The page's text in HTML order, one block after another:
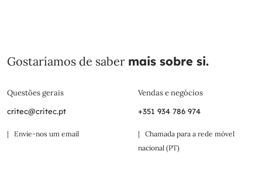
Gostaríamos de saber mais sobre si.
Questões gerais
critec@critec.pt
| Envie-nos um email
Vendas e negócios
+351 934 786 974
| Chamada para a rede móvel
nacional (PT)